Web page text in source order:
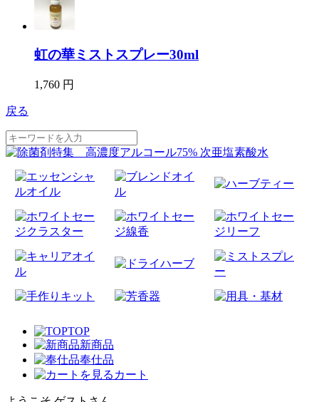
虹の華ミストスプレー30ml
1,760 円
戻る
TOP
新商品
奉仕品
カート